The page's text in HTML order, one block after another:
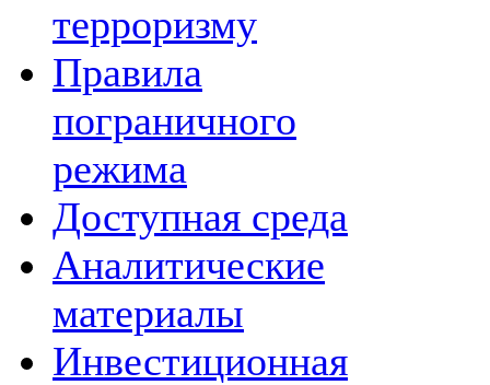
терроризму
Правила
пограничного
режима
Доступная среда
Аналитические
материалы
Инвестиционная